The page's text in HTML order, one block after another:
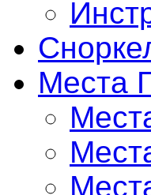
Места